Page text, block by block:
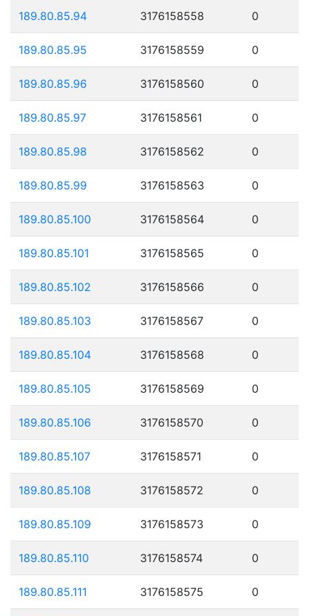
189.80.85.94 3176158558 0
189.80.85.95 3176158559 0
189.80.85.96 3176158560 0
189.80.85.97 3176158561 0
189.80.85.98 3176158562 0
189.80.85.99 3176158563 0
189.80.85.100 3176158564 0
189.80.85.101 3176158565 0
189.80.85.102 3176158566 0
189.80.85.103 3176158567 0
189.80.85.104 3176158568 0
189.80.85.105 3176158569 0
189.80.85.106 3176158570 0
189.80.85.107 3176158571 0
189.80.85.108 3176158572 0
189.80.85.109 3176158573 0
189.80.85.110 3176158574 0
189.80.85.111 3176158575 0